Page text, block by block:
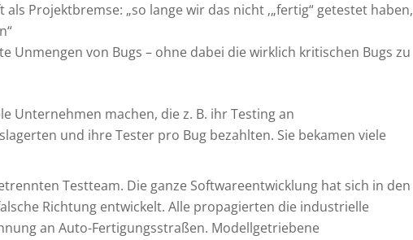
Projektbremse: „so lange wir das nicht ‚„fertig“ getestet haben,
Unmengen von Bugs – ohne dabei die wirklich kritischen Bugs zu
Unternehmen machen, die z. B. ihr Testing an
und ihre Tester pro Bug bezahlten. Sie bekamen viele
Testteam. Die ganze Softwareentwicklung hat sich in den
Richtung entwickelt. Alle propagierten die industrielle
an Auto-Fertigungsstraßen. Modellgetriebene